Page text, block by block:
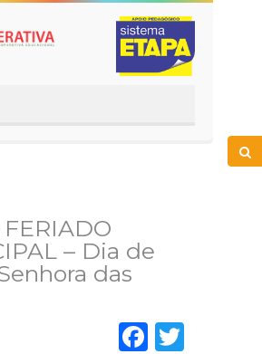
FERIADO
– Dia de
das